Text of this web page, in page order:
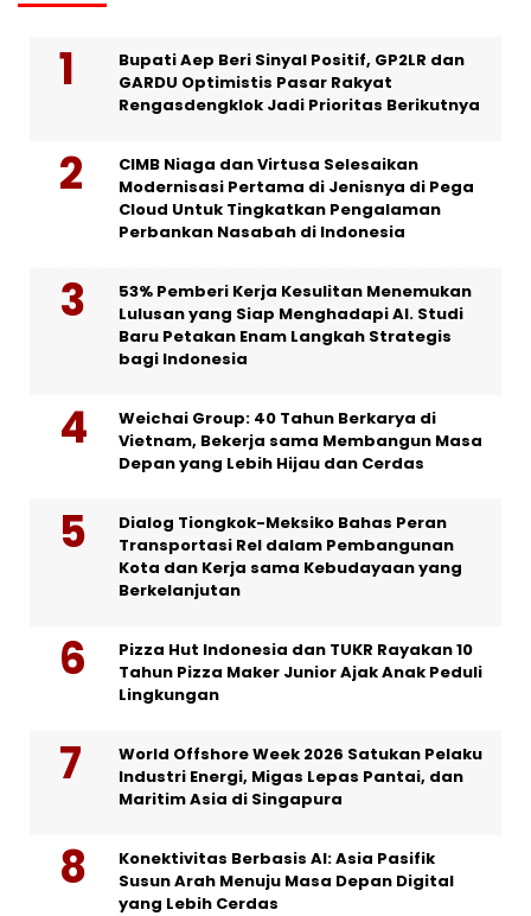
Bupati Aep Beri Sinyal Positif, GP2LR dan
GARDU Optimistis Pasar Rakyat
Rengasdengklok Jadi Prioritas Berikutnya
CIMB Niaga dan Virtusa Selesaikan
Modernisasi Pertama di Jenisnya di Pega
Cloud Untuk Tingkatkan Pengalaman
Perbankan Nasabah di Indonesia
53% Pemberi Kerja Kesulitan Menemukan
Lulusan yang Siap Menghadapi AI. Studi
Baru Petakan Enam Langkah Strategis
bagi Indonesia
Weichai Group: 40 Tahun Berkarya di
Vietnam, Bekerja sama Membangun Masa
Depan yang Lebih Hijau dan Cerdas
Dialog Tiongkok-Meksiko Bahas Peran
Transportasi Rel dalam Pembangunan
Kota dan Kerja sama Kebudayaan yang
Berkelanjutan
Pizza Hut Indonesia dan TUKR Rayakan 10
Tahun Pizza Maker Junior Ajak Anak Peduli
Lingkungan
World Offshore Week 2026 Satukan Pelaku
Industri Energi, Migas Lepas Pantai, dan
Maritim Asia di Singapura
Konektivitas Berbasis AI: Asia Pasifik
Susun Arah Menuju Masa Depan Digital
yang Lebih Cerdas